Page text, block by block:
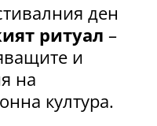
ден
ритуал –
и
на
култура.